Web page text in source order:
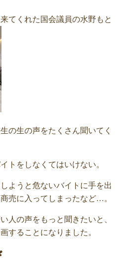
てくれた国会議員の水野もと
の生の声をたくさん聞いてく
トをしなくてはいけない。
ようと危ないバイトに手を出
売に入ってしまったなど…。
人の声をもっと聞きたいと、
することになりました。